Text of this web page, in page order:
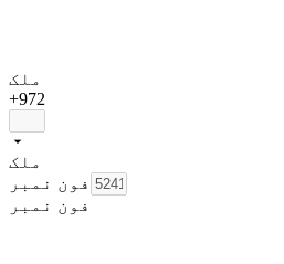
ملک
+972
ملک
فون نمبر
فون نمبر